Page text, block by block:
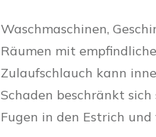
Waschmaschinen,
Räumen mit
Zulaufschlauch kann
Schaden beschränkt
Fugen in den Estrich